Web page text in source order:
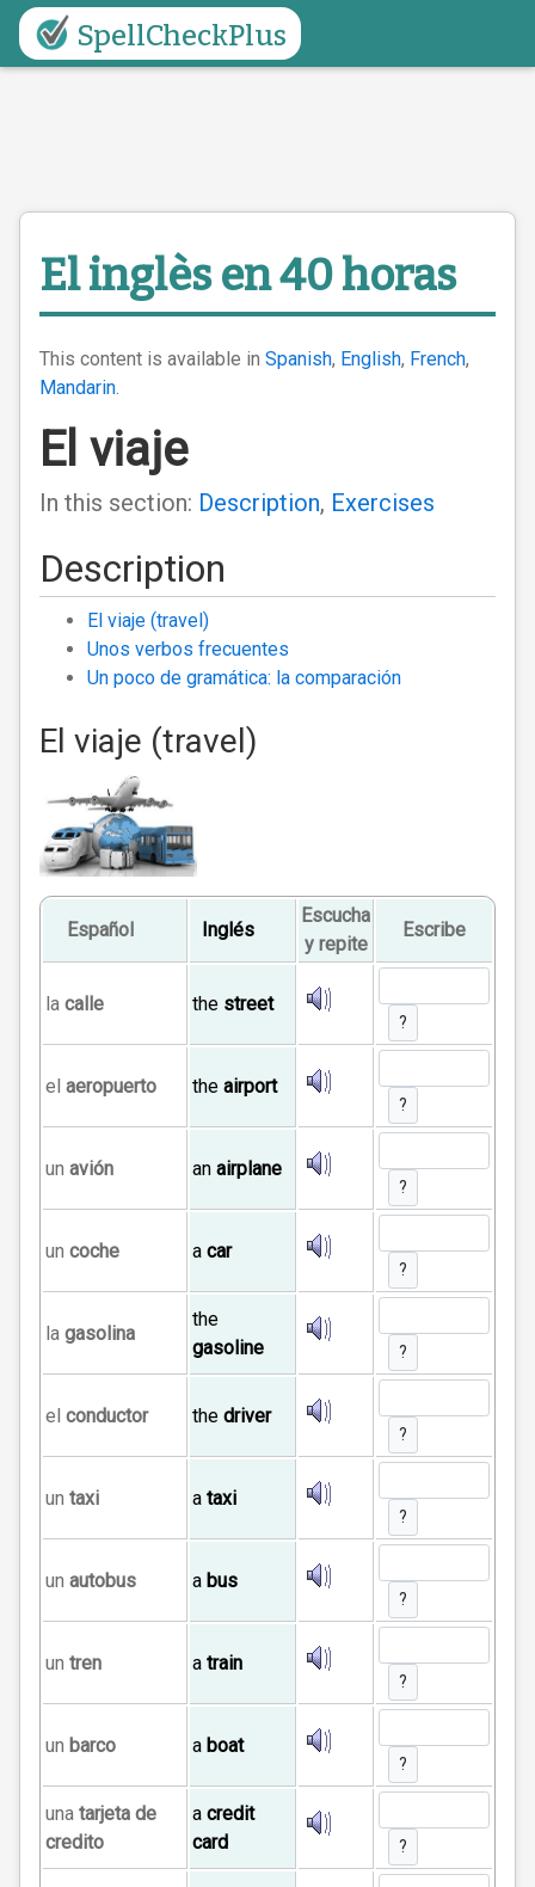
SpellCheckPlus
El inglès en 40 horas
This content is available in Spanish, English, French,
Mandarin.
El viaje
In this section: Description, Exercises
Description
El viaje (travel)
Unos verbos frecuentes
Un poco de gramática: la comparación
El viaje (travel)
Español Inglés
Escucha
y repite
Escribe
la calle the street
?
el aeropuerto the airport
?
un avión an airplane
?
un coche a car
?
la gasolina
the
gasoline
?
el conductor the driver
?
un taxi a taxi
?
un autobus a bus
?
un tren a train
?
un barco a boat
?
una tarjeta de
credito
a credit
card
?